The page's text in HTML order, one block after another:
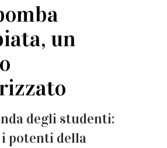
un
degli studenti:
i potenti della